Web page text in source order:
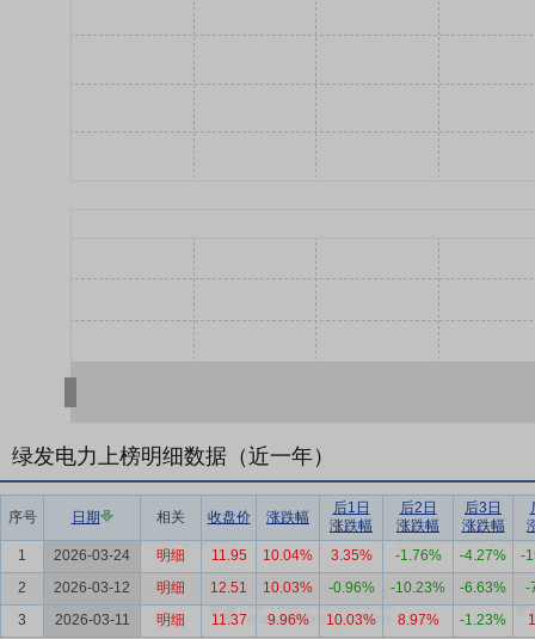
绿发电力上榜明细数据（近一年）
序号 日期 相关 收盘价 涨跌幅
后1日
涨跌幅
后2日
涨跌幅
后3日
涨跌幅
1
2026-03-24 明细 11.95 10.04% 3.35% -1.76% -4.27%
-
2
2026-03-12 明细 12.51 10.03% -0.96% -10.23% -6.63%
-
3
2026-03-11 明细 11.37 9.96% 10.03% 8.97% -1.23%